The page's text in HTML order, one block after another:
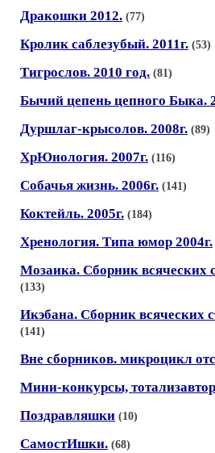
Дракошки 2012. (77)
Кролик саблезубый. 2011г. (53)
Тигрослов. 2010 год. (81)
Бычий цепень цепного Быка.
Дуршлаг-крысолов. 2008г. (89)
ХрЮнология. 2007г. (116)
Собачья жизнь. 2006г. (141)
Коктейль. 2005г. (184)
Хренология. Типа юмор 2004г.
Мозаика. Сборник всяческих
(133)
Икэбана. Сборник всяческих
(141)
Вне сборников. микроцикл
Мини-конкурсы,
Поздравляшки (10)
СамостИшки. (68)